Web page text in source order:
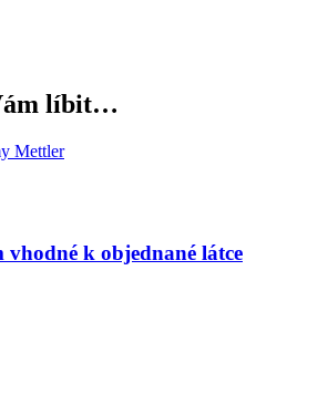
líbit…
vhodné k objednané látce